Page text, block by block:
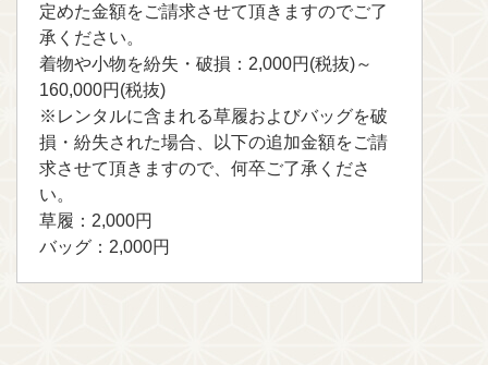
定めた金額をご請求させて頂きますのでご了
承ください。
着物や小物を紛失・破損：2,000円(税抜)～
160,000円(税抜)
※レンタルに含まれる草履およびバッグを破
損・紛失された場合、以下の追加金額をご請
求させて頂きますので、何卒ご了承くださ
い。
草履：2,000円
バッグ：2,000円